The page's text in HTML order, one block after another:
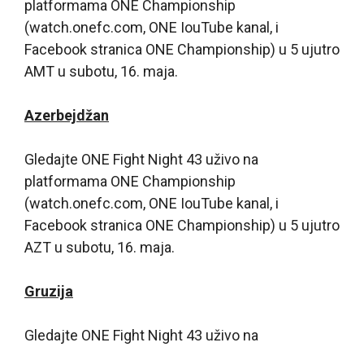
platformama ONE Championship
(watch.onefc.com, ONE IouTube kanal, i
Facebook stranica ONE Championship) u 5 ujutro
AMT u subotu, 16. maja.
Azerbejdžan
Gledajte ONE Fight Night 43 uživo na
platformama ONE Championship
(watch.onefc.com, ONE IouTube kanal, i
Facebook stranica ONE Championship) u 5 ujutro
AZT u subotu, 16. maja.
Gruzija
Gledajte ONE Fight Night 43 uživo na